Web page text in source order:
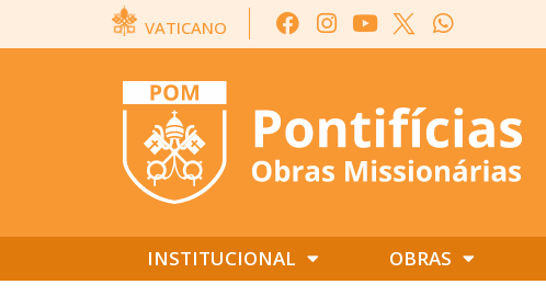
VATICANO
INSTITUCIONAL OBRAS